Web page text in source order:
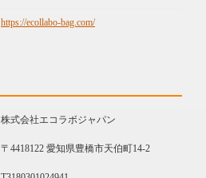
https://ecollabo-bag.com/
株式会社エコラボジャパン
〒4418122 愛知県豊橋市天伯町14-2